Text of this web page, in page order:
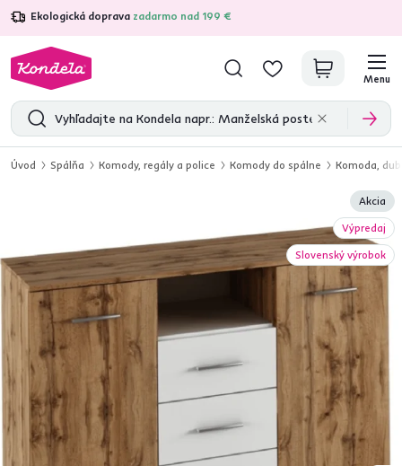
Ekologická doprava zadarmo nad 199 €
4,7 31 375overených produktových recenzií
Menu
Úvod Spálňa Komody, regály a police Komody do spálne Komoda,
Akcia
Výpredaj
Slovenský výrobok